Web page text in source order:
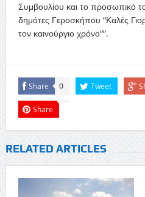
Συμβουλίου και το προσωπικό
δημότες Γεροσκήπου “Καλές
τον καινούργιο χρόνο””.
Share 0 Tweet
Share
RELATED ARTICLES